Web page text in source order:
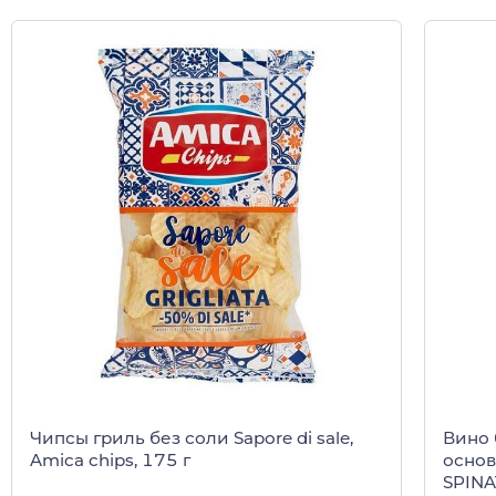
Чипсы гриль без соли Sapore di sale,
Amica chips, 175 г
Вино